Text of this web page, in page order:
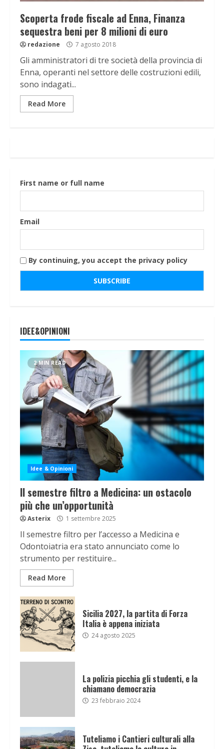
Scoperta frode fiscale ad Enna, Finanza
sequestra beni per 8 milioni di euro
redazione 7 agosto 2018
Gli amministratori di tre società della provincia di
Enna, operanti nel settore delle costruzioni edili,
sono indagati...
Read More
First name or full name
Email
By continuing, you accept the privacy policy
IDEE&OPINIONI
2 MIN READ
Idee & Opinioni
Il semestre filtro a Medicina: un ostacolo
più che un’opportunità
Asterix 1 settembre 2025
Il semestre filtro per l’accesso a Medicina e
Odontoiatria era stato annunciato come lo
strumento per restituire...
Read More
Sicilia 2027, la partita di Forza
Italia è appena iniziata
24 agosto 2025
La polizia picchia gli studenti, e la
chiamano democrazia
23 febbraio 2024
Tuteliamo i Cantieri culturali alla